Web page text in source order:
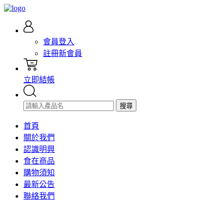
會員登入
註冊新會員
立即結帳
搜尋
首頁
關於我們
認識明興
食在商品
購物須知
最新公告
聯絡我們